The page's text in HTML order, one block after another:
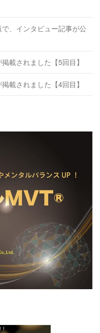
で、インタビュー記事が公
載されました【5回目】
載されました【4回目】